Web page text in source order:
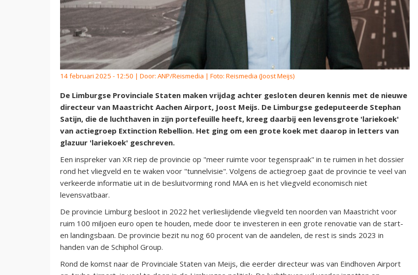
14 februari 2025 - 12:50 | Door: ANP/Reismedia | Foto: Reismedia (Joost Meijs)
De Limburgse Provinciale Staten maken vrijdag achter gesloten deuren kennis met de nieuwe
directeur van Maastricht Aachen Airport, Joost Meijs. De Limburgse gedeputeerde Stephan
Satijn, die de luchthaven in zijn portefeuille heeft, kreeg daarbij een levensgrote 'lariekoek'
van actiegroep Extinction Rebellion. Het ging om een grote koek met daarop in letters van
glazuur 'lariekoek' geschreven.
Een inspreker van XR riep de provincie op "meer ruimte voor tegenspraak" in te ruimen in het dossier
rond het vliegveld en te waken voor "tunnelvisie". Volgens de actiegroep gaat de provincie te veel van
verkeerde informatie uit in de besluitvorming rond MAA en is het vliegveld economisch niet
levensvatbaar.
De provincie Limburg besloot in 2022 het verlieslijdende vliegveld ten noorden van Maastricht voor
ruim 100 miljoen euro open te houden, mede door te investeren in een grote renovatie van de start-
en landingsbaan. De provincie bezit nu nog 60 procent van de aandelen, de rest is sinds 2023 in
handen van de Schiphol Group.
Rond de komst naar de Provinciale Staten van Meijs, die eerder directeur was van Eindhoven Airport